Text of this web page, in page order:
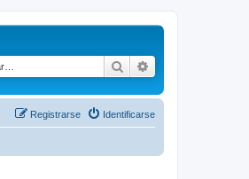
Buscar
Identificarse
Registrarse